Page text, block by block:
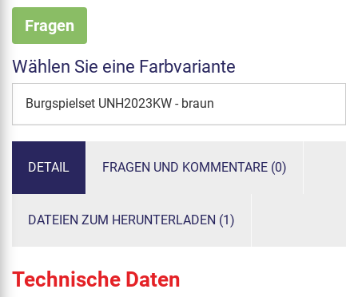
Fragen
Wählen Sie eine Farbvariante
Burgspielset UNH2023KW - braun
DETAIL FRAGEN UND KOMMENTARE (0)
DATEIEN ZUM HERUNTERLADEN (1)
Technische Daten